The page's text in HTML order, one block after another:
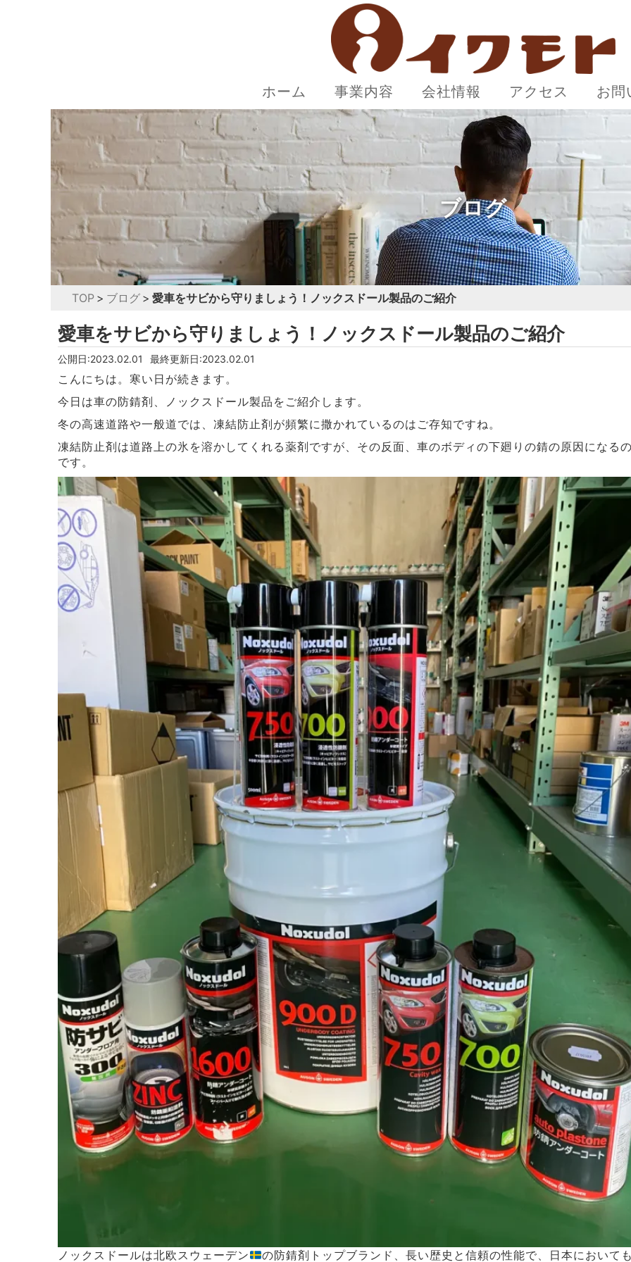
ホーム 事業内容 会社情報 アクセス お問
ブログ
TOP ブログ 愛車をサビから守りましょう！ノックスドール製品のご紹介
愛車をサビから守りましょう！ノックスドール製品のご紹介
公開日:2023.02.01 最終更新日:2023.02.01
こんにちは。寒い日が続きます。
今日は車の防錆剤、ノックスドール製品をご紹介します。
冬の高速道路や一般道では、凍結防止剤が頻繁に撒かれているのはご存知ですね。
凍結防止剤は道路上の氷を溶かしてくれる薬剤ですが、その反面、車のボディの下廻りの錆の原因になる
です。
ノックスドールは北欧スウェーデン の防錆剤トップブランド、長い歴史と信頼の性能で、日本において